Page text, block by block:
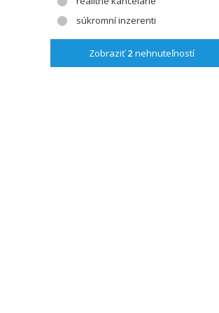
súkromní inzerenti
Zobraziť2 nehnuteľností